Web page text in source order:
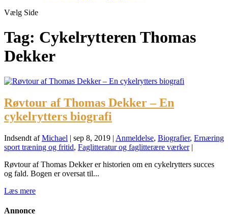
Vælg Side
Tag: Cykelrytteren Thomas
Dekker
Røvtour af Thomas Dekker – En
cykelrytters biografi
Indsendt afMichael | sep 8, 2019 | Anmeldelse, Biografier, Ernæring
sport træning og fritid, Faglitteratur og faglitterære værker|
Røvtour af Thomas Dekker er historien om en cykelrytters succes
og fald. Bogen er oversat til...
Læs mere
Annonce